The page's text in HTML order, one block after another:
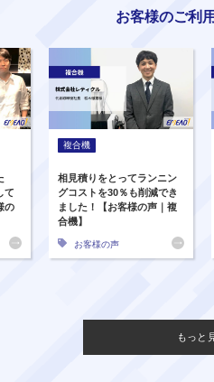
お客様のご利
て
の
複合機
相見積りをとってランニン
グコストを30％も削減でき
ました！【お客様の声｜複
合機】
お客様の声
もっと